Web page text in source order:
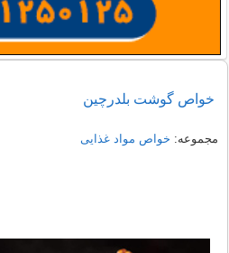
خواص گوشت بلدرچین
مجموعه: خواص مواد غذایی